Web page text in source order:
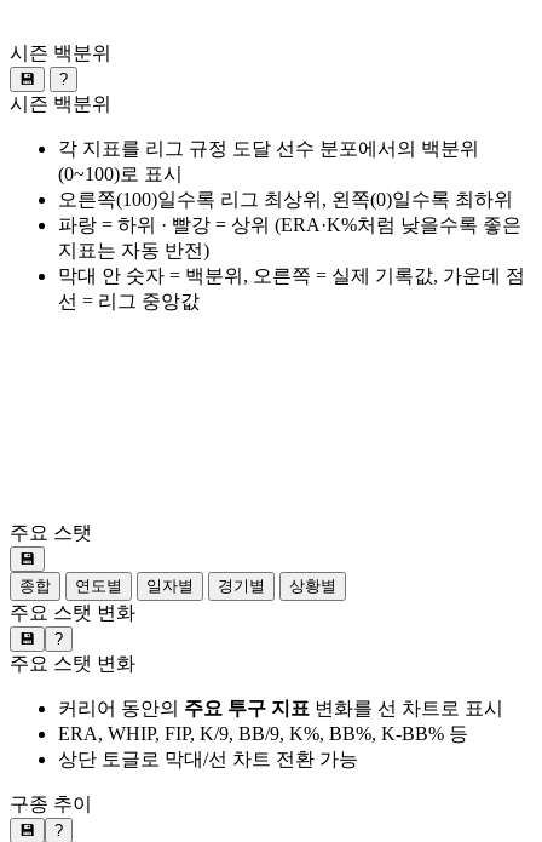
시즌 백분위
💾 ?
시즌 백분위
각 지표를 리그 규정 도달 선수 분포에서의 백분위
(0~100)로 표시
오른쪽(100)일수록 리그 최상위, 왼쪽(0)일수록 최하위
파랑 = 하위 · 빨강 = 상위 (ERA·K%처럼 낮을수록 좋은
지표는 자동 반전)
막대 안 숫자 = 백분위, 오른쪽 = 실제 기록값, 가운데 점
선 = 리그 중앙값
주요 스탯
💾
종합
연도별 일자별 경기별 상황별
주요 스탯 변화
💾 ?
주요 스탯 변화
커리어 동안의 주요 투구 지표 변화를 선 차트로 표시
ERA, WHIP, FIP, K/9, BB/9, K%, BB%, K-BB% 등
상단 토글로 막대/선 차트 전환 가능
구종 추이
💾 ?